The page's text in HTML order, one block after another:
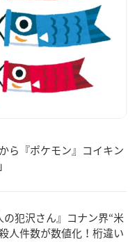
ら『ポケモン』コイキン
の犯沢さん』コナン界“米
人件数が数値化！桁違い